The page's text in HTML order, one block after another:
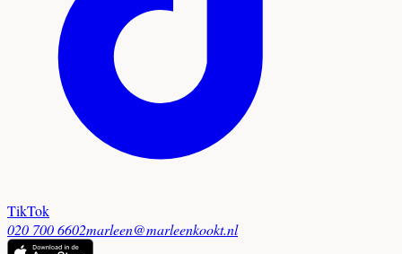
TikTok
020 700 6602marleen@marleenkookt.nl